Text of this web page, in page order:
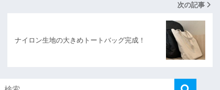
次の記事
ナイロン生地の大きめトートバッグ完成！